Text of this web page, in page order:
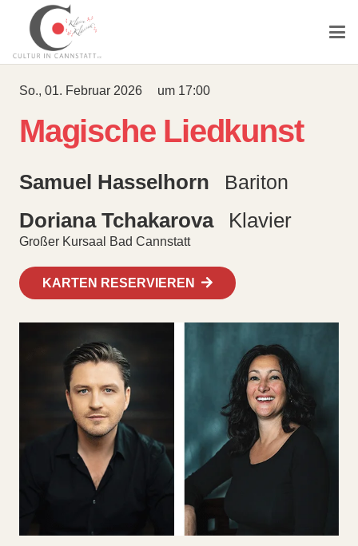
So., 01. Februar 2026 um 17:00
Magische Liedkunst
Samuel Hasselhorn Bariton
Doriana Tchakarova Klavier
Großer Kursaal Bad Cannstatt
KARTEN RESERVIEREN